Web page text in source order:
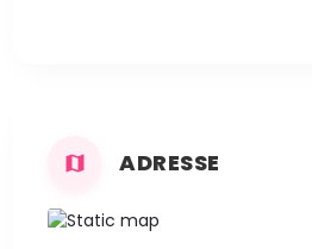
ADRESSE